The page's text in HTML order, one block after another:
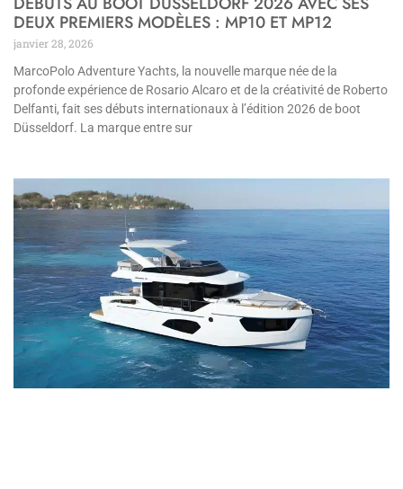
DEUX PREMIERS MODÈLES : MP10 ET MP12
janvier 28, 2026
MarcoPolo Adventure Yachts, la nouvelle marque née de la
profonde expérience de Rosario Alcaro et de la créativité de Roberto
Delfanti, fait ses débuts internationaux à l’édition 2026 de boot
Düsseldorf. La marque entre sur